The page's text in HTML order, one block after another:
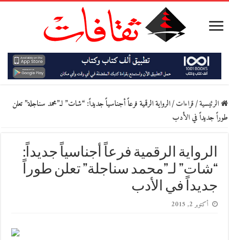
الرئيسية/قراءات/الرواية الرقمية فرعاً أجناسياً جديداً: “شات” لـ”محمد سناجلة” تعلن
طوراً جديداً في الأدب
الرواية الرقمية فرعاً أجناسياً جديداً:
“شات” لـ”محمد سناجلة” تعلن طوراً
جديداً في الأدب
أكتوبر 2, 2015